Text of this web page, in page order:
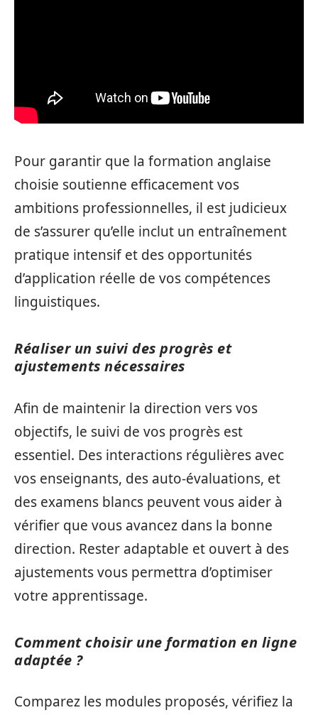
Pour garantir que la formation anglaise
choisie soutienne efficacement vos
ambitions professionnelles, il est judicieux
de s’assurer qu’elle inclut un entraînement
pratique intensif et des opportunités
d’application réelle de vos compétences
linguistiques.
Réaliser un suivi des progrès et
ajustements nécessaires
Afin de maintenir la direction vers vos
objectifs, le suivi de vos progrès est
essentiel. Des interactions régulières avec
vos enseignants, des auto-évaluations, et
des examens blancs peuvent vous aider à
vérifier que vous avancez dans la bonne
direction. Rester adaptable et ouvert à des
ajustements vous permettra d’optimiser
votre apprentissage.
Comment choisir une formation en ligne
adaptée ?
Comparez les modules proposés, vérifiez la